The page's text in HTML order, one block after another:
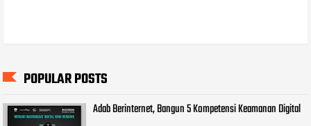
POPULAR POSTS
Adab Berinternet, Bangun 5 Kompetensi Keamanan Digital